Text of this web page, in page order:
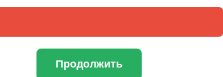
Продолжить